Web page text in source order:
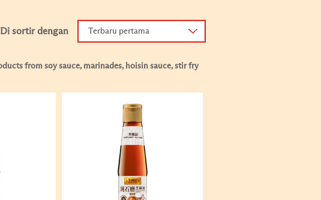
Di sortir dengan Terbaru pertama
from soy sauce, marinades, hoisin sauce, stir fry